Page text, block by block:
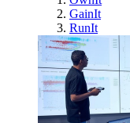
GainIt
RunIt